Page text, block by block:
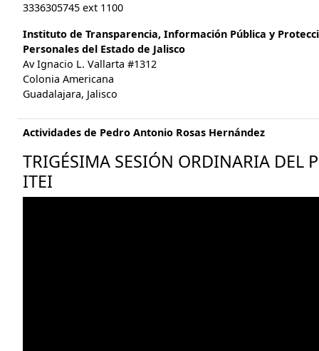
3336305745 ext 1100
Instituto de Transparencia, Información Pública y
Personales del Estado de Jalisco
Av Ignacio L. Vallarta #1312
Colonia Americana
Guadalajara, Jalisco
Actividades de Pedro Antonio Rosas Hernández
TRIGÉSIMA SESIÓN ORDINARIA DEL
ITEI